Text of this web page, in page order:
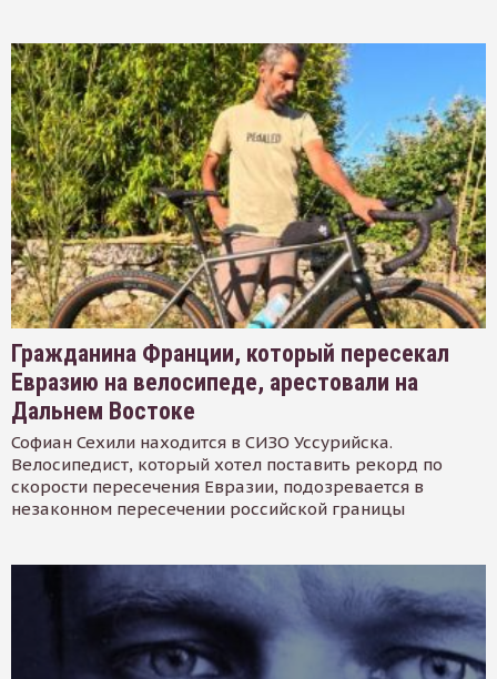
Гражданина Франции, который пересекал
Евразию на велосипеде, арестовали на
Дальнем Востоке
Софиан Сехили находится в СИЗО Уссурийска.
Велосипедист, который хотел поставить рекорд по
скорости пересечения Евразии, подозревается в
незаконном пересечении российской границы